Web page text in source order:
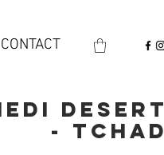
CONTACT
desert
- Tchad